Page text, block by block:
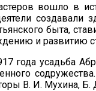
вошло в
создавали
быта,
и развитию
года усадьба
В. И. Мухина, Б.